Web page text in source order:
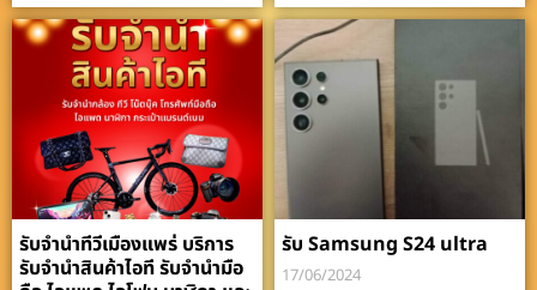
รับจำนำทีวีเมืองแพร่ บริการ
รับจำนำสินค้าไอที รับจำนำมือ
รับ Samsung S24 ultra
17/06/2024